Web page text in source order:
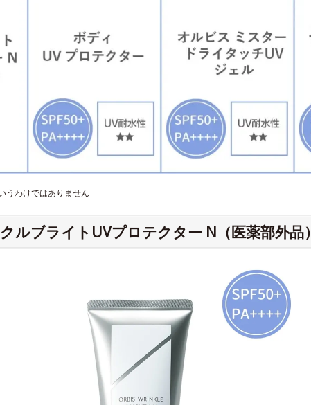
うわけではありません
ルブライトUVプロテクター N（医薬部外品）